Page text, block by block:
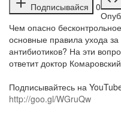
Подписывайся
0
Чем опасно
основные правила ухода
антибиотиков? На эти
ответит доктор
Подписывайтесь на
http://goo.gl/WGruQw